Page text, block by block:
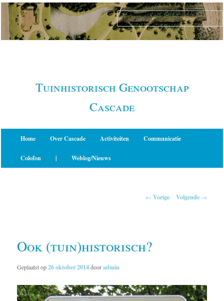
Spring
naar
primaire
Tuinhistorisch Genootschap
Cascade
Home Over Cascade Activiteiten Communicatie
Colofon | Weblog/Nieuws
← Vorige Volgende →
Ook (tuin)historisch?
Geplaatst op26 oktober 2014dooradmin